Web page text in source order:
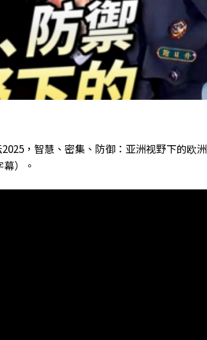
，智慧、密集、防御：亚洲视野下的欧洲
）。